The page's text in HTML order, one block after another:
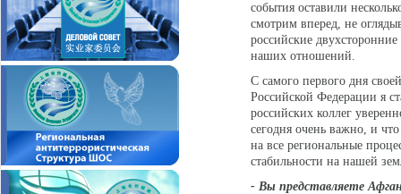
события оставили
смотрим вперед, не
российские
наших отношений.
С самого первого дня
Российской Федерации я
российских коллег
сегодня очень важно, и
на все региональные
стабильности на нашей
- Вы представляете